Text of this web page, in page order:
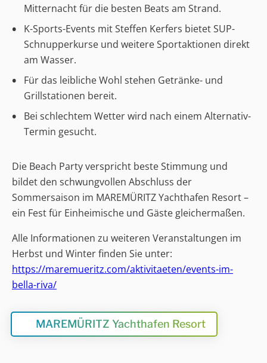
Mitternacht für die besten Beats am Strand.
K-Sports-Events mit Steffen Kerfers bietet SUP-
Schnupperkurse und weitere Sportaktionen direkt
am Wasser.
Für das leibliche Wohl stehen Getränke- und
Grillstationen bereit.
Bei schlechtem Wetter wird nach einem Alternativ-
Termin gesucht.
Die Beach Party verspricht beste Stimmung und
bildet den schwungvollen Abschluss der
Sommersaison im MAREMÜRITZ Yachthafen Resort –
ein Fest für Einheimische und Gäste gleichermaßen.
Alle Informationen zu weiteren Veranstaltungen im
Herbst und Winter finden Sie unter:
https://maremueritz.com/aktivitaeten/events-im-
bella-riva/
MAREMÜRITZ Yachthafen Resort